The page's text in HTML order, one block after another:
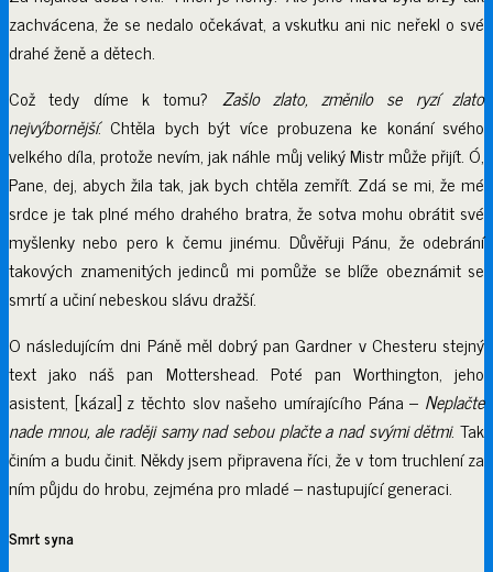
zachvácena, že se nedalo očekávat, a vskutku ani nic neřekl o své
drahé ženě a dětech.
Což tedy díme k tomu? Zašlo zlato, změnilo se ryzí zlato
nejvýbornější. Chtěla bych být více probuzena ke konání svého
velkého díla, protože nevím, jak náhle můj veliký Mistr může přijít. Ó,
Pane, dej, abych žila tak, jak bych chtěla zemřít. Zdá se mi, že mé
srdce je tak plné mého drahého bratra, že sotva mohu obrátit své
myšlenky nebo pero k čemu jinému. Důvěřuji Pánu, že odebrání
takových znamenitých jedinců mi pomůže se blíže obeznámit se
smrtí a učiní nebeskou slávu dražší.
O následujícím dni Páně měl dobrý pan Gardner v Chesteru stejný
text jako náš pan Mottershead. Poté pan Worthington, jeho
asistent, [kázal] z těchto slov našeho umírajícího Pána – Neplačte
nade mnou, ale raději samy nad sebou plačte a nad svými dětmi. Tak
činím a budu činit. Někdy jsem připravena říci, že v tom truchlení za
ním půjdu do hrobu, zejména pro mladé – nastupující generaci.
Smrt syna